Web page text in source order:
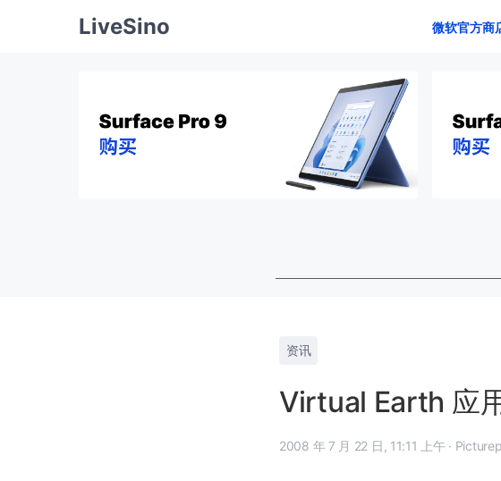
LiveSino 微软官方商
资讯
Virtual Earth 应
2008 年 7 月 22 日, 11:11 上午 ·